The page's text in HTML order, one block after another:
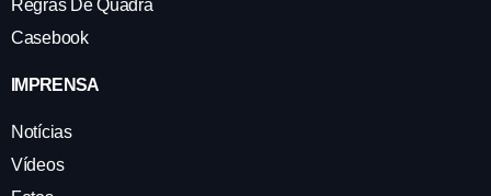
Regras De Quadra
Casebook
IMPRENSA
Notícias
Vídeos